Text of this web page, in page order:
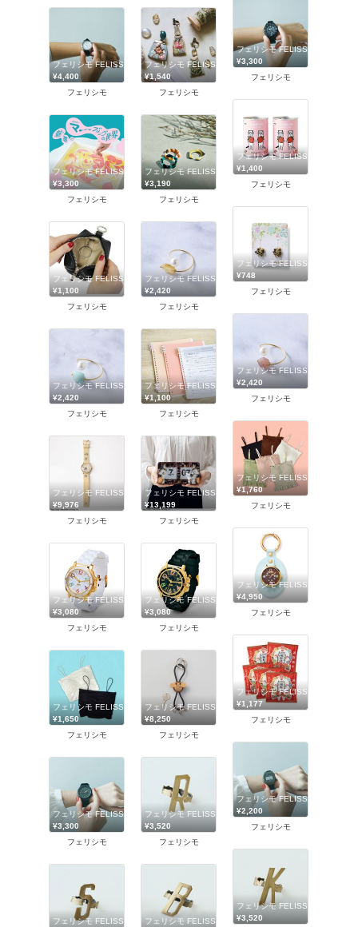
フェリシモ FELISSIMO
¥3,300
フェリシモ
フェリシモ FELISSIMO
¥4,400
フェリシモ
フェリシモ FELISSIMO
¥1,540
フェリシモ
フェリシモ FELISSIMO
¥1,400
フェリシモ
フェリシモ FELISSIMO
¥3,300
フェリシモ
フェリシモ FELISSIMO
¥3,190
フェリシモ
フェリシモ FELISSIMO
¥748
フェリシモ
フェリシモ FELISSIMO
¥1,100
フェリシモ
フェリシモ FELISSIMO
¥2,420
フェリシモ
フェリシモ FELISSIMO
¥2,420
フェリシモ
フェリシモ FELISSIMO
¥2,420
フェリシモ
フェリシモ FELISSIMO
¥1,100
フェリシモ
フェリシモ FELISSIMO
¥1,760
フェリシモ
フェリシモ FELISSIMO
¥9,976
フェリシモ
フェリシモ FELISSIMO
¥13,199
フェリシモ
フェリシモ FELISSIMO
¥4,950
フェリシモ
フェリシモ FELISSIMO
¥3,080
フェリシモ
フェリシモ FELISSIMO
¥3,080
フェリシモ
フェリシモ FELISSIMO
¥1,177
フェリシモ
フェリシモ FELISSIMO
¥1,650
フェリシモ
フェリシモ FELISSIMO
¥8,250
フェリシモ
フェリシモ FELISSIMO
¥2,200
フェリシモ
フェリシモ FELISSIMO
¥3,300
フェリシモ
フェリシモ FELISSIMO
¥3,520
フェリシモ
フェリシモ FELISSIMO
¥3,520
フェリシモ FELISSIMO フェリシモ FELISSIMO